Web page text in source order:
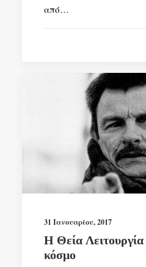
από…
31 Ιανουαρίου, 2017
Η Θεία
κόσμο